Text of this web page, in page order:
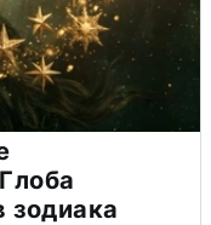
зодиака